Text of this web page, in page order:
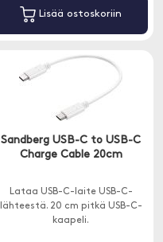
Lisää ostoskoriin
Sandberg USB-C to USB-C
Charge Cable 20cm
Lataa USB-C-laite USB-C-
lähteestä. 20 cm pitkä USB-C-
kaapeli.